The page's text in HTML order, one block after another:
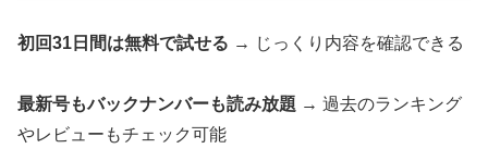
初回31日間は無料で試せる → じっくり内容を確認できる
最新号もバックナンバーも読み放題 → 過去のランキング
やレビューもチェック可能